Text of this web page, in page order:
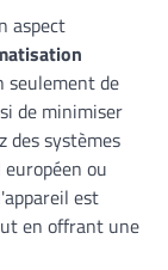
aspect
seulement de
de minimiser
des systèmes
ou
est
en offrant une